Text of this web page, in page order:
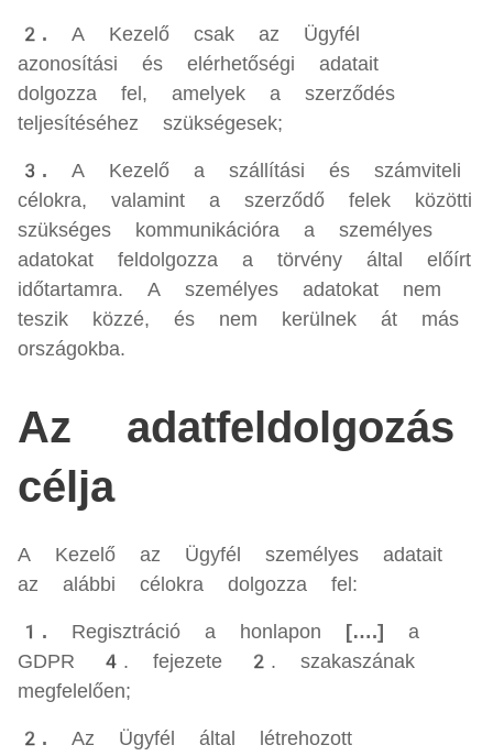
2. A Kezelő csak az Ügyfél
azonosítási és elérhetőségi adatait
dolgozza fel, amelyek a szerződés
teljesítéséhez szükségesek;
3. A Kezelő a szállítási és számviteli
célokra, valamint a szerződő felek közötti
szükséges kommunikációra a személyes
adatokat feldolgozza a törvény által előírt
időtartamra. A személyes adatokat nem
teszik közzé, és nem kerülnek át más
országokba.
Az adatfeldolgozás
célja
A Kezelő az Ügyfél személyes adatait
az alábbi célokra dolgozza fel:
1. Regisztráció a honlapon [….] a
GDPR 4. fejezete 2. szakaszának
megfelelően;
2. Az Ügyfél által létrehozott